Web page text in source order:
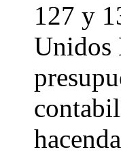
127 y
Unidos